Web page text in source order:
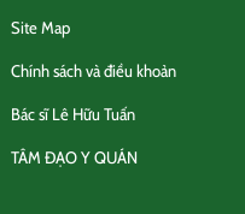
Site Map
Chính sách và điều khoản
Bác sĩ Lê Hữu Tuấn
TÂM ĐẠO Y QUÁN